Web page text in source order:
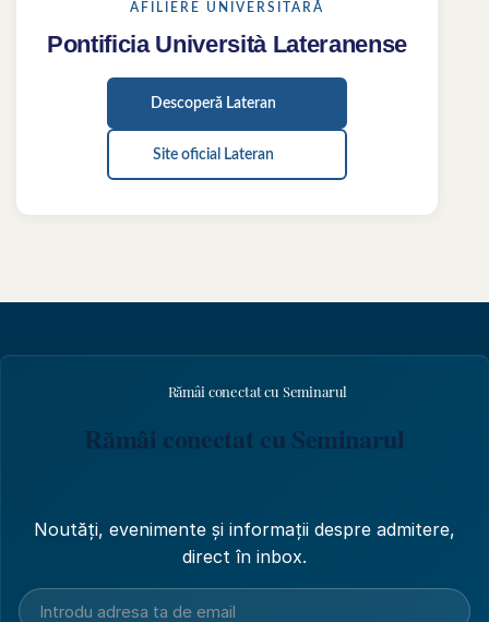
AFILIERE UNIVERSITARĂ
Pontificia Università Lateranense
Descoperă Lateran
Site oficial Lateran
Rămâi conectat cu Seminarul
Rămâi conectat cu Seminarul
Noutăți, evenimente și informații despre admitere,
direct în inbox.